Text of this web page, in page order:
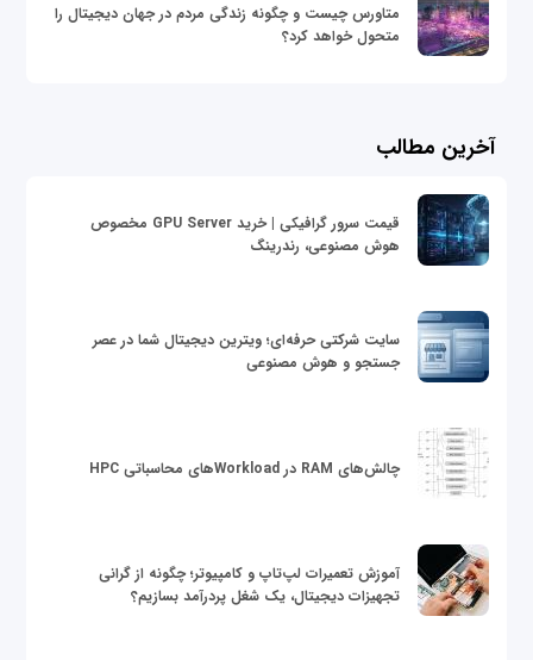
متاورس چیست و چگونه زندگی مردم در جهان دیجیتال را
متحول خواهد کرد؟
آخرین مطالب
قیمت سرور گرافیکی | خرید GPU Server مخصوص
هوش مصنوعی، رندرینگ
سایت شرکتی حرفه‌ای؛ ویترین دیجیتال شما در عصر
جستجو و هوش مصنوعی
چالش‌های RAM در Workloadهای محاسباتی HPC
آموزش تعمیرات لپ‌تاپ و کامپیوتر؛ چگونه از گرانی
تجهیزات دیجیتال، یک شغل پردرآمد بسازیم؟